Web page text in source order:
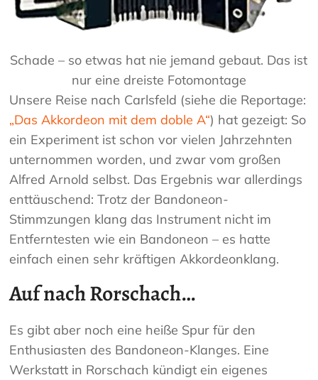
Schade – so etwas hat nie jemand gebaut. Das ist
nur eine dreiste Fotomontage
Unsere Reise nach Carlsfeld (siehe die Reportage:
„Das Akkordeon mit dem doble A“) hat gezeigt: So
ein Experiment ist schon vor vielen Jahrzehnten
unternommen worden, und zwar vom großen
Alfred Arnold selbst. Das Ergebnis war allerdings
enttäuschend: Trotz der Bandoneon-
Stimmzungen klang das Instrument nicht im
Entferntesten wie ein Bandoneon – es hatte
einfach einen sehr kräftigen Akkordeonklang.
Auf nach Rorschach…
Es gibt aber noch eine heiße Spur für den
Enthusiasten des Bandoneon-Klanges. Eine
Werkstatt in Rorschach kündigt ein eigenes